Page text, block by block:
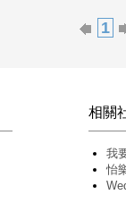
1
相關
我
怡